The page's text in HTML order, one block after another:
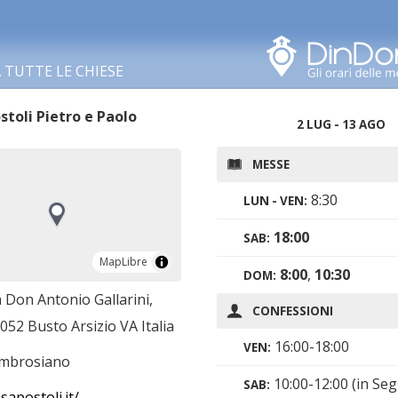
LE CHIESE
Pietro e Paolo
MapLibre
MapLibre
Don Antonio Gallarini,
Busto Arsizio VA Italia
2 LUG - 13 AGO
MESSE
LUN - VEN: 8:30
SAB: 18:00
DOM: 8:00, 10:30
CONFESSIONI
VEN: 16:00-18:00
SAB: 10:00-12:00 (in